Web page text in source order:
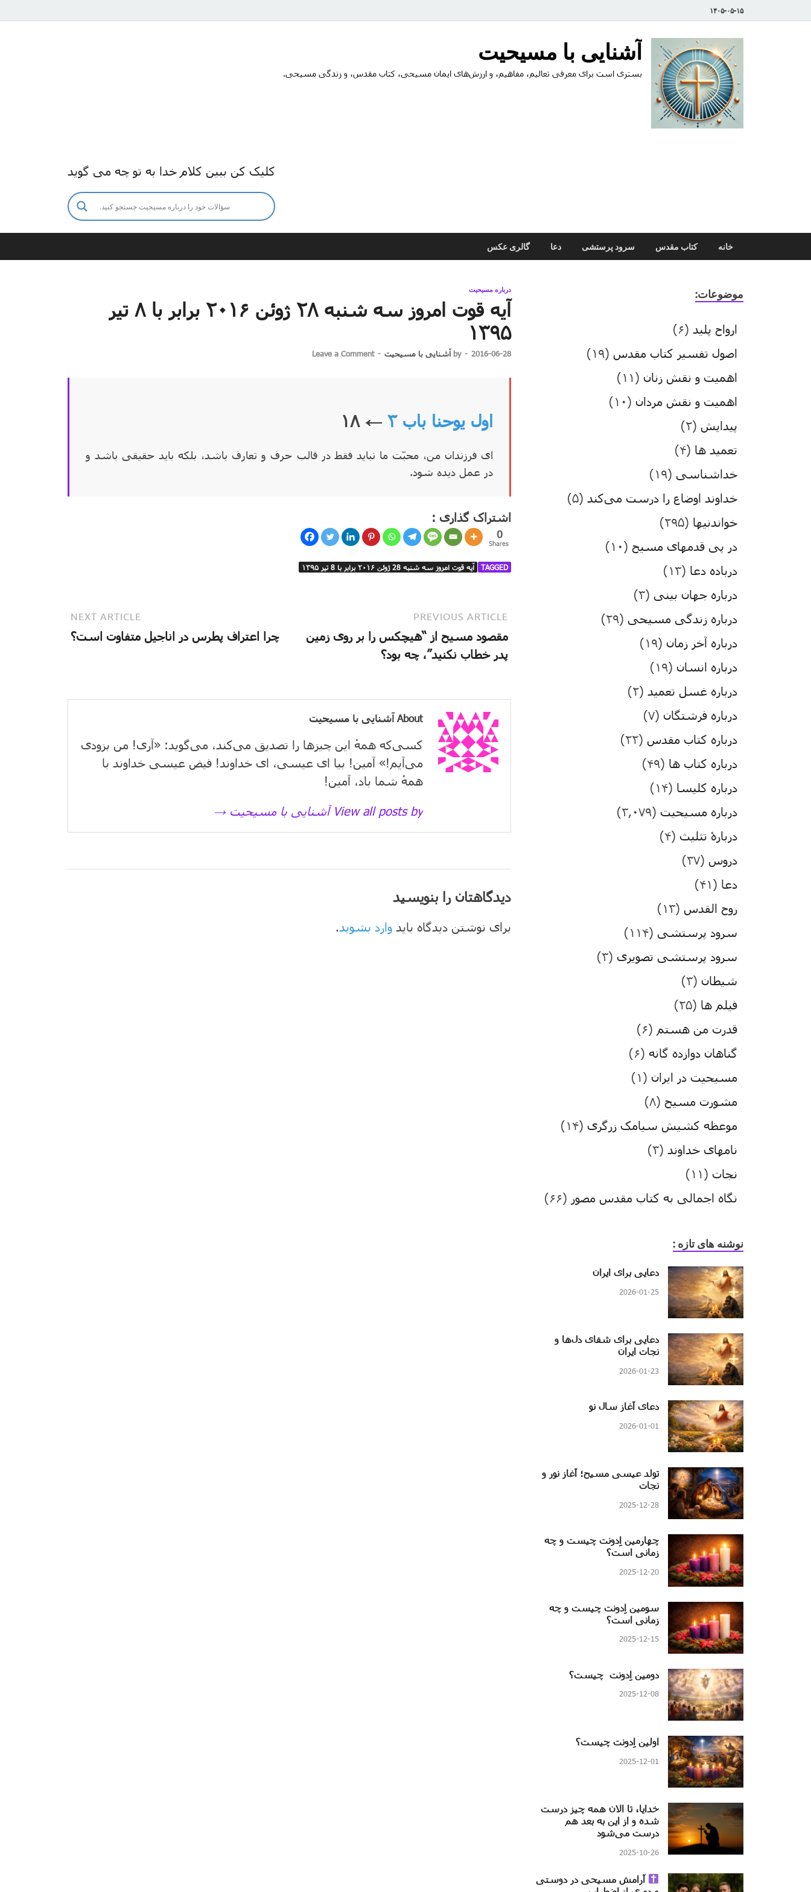
۱۴۰۵-۰۵-۱۵
آشنایی با مسیحیت
بستری است برای معرفی تعالیم، مفاهیم، و ارزش‌های ایمان مسیحی، کتاب مقدس، و زندگی مسیحی.
کلیک کن ببین کلام خدا به تو چه می گوید
خانه کتاب مقدس سرود پرستشی دعا گالری عکس
درباره مسیحیت
آیه قوت امروز سه شنبه ۲۸ ژوئن ۲۰۱۶ برابر با ۸ تیر
۱۳۹۵
2016-06-28
-
by آشنایی با مسیحیت -
Leave a Comment
اول یوحنا باب ۳ ← ۱۸
ای فرزندان من، محبّت ما نباید فقط در قالب حرف و تعارف باشد، بلکه باید حقیقی باشد و
در عمل دیده شود.
اشتراک گذاری :
0
Shares
TAGGED آیه قوت امروز سه شنبه 28 ژوئن ۲۰۱۶ برابر با 8 تیر ۱۳۹۵
PREVIOUS ARTICLE
مقصود مسیح از “هیچکس را بر روی زمین
پدر خطاب نکنید”، چه بود؟
NEXT ARTICLE
چرا اعتراف پطرس در اناجیل متفاوت است؟
About آشنایی با مسیحیت
کسی‌که همهٔ این چیزها را تصدیق می‌كند، می‌گوید: «آری! من بزودی
می‌آیم!» آمین! بیا ای عیسی، ای خداوند! فیض عیسی خداوند با
همهٔ شما باد، آمین!
View all posts by آشنایی با مسیحیت →
دیدگاهتان را بنویسید
برای نوشتن دیدگاه باید وارد بشوید.
موضوعات:
ارواح پلید (۶)
اصول تفسیر کتاب مقدس (۱۹)
اهمیت و نقش زنان (۱۱)
اهمیت و نقش مردان (۱۰)
پیدایش (۲)
تعمید ها (۴)
خداشناسی (۱۹)
خداوند اوضاع را درست می‌کند (۵)
خواندنیها (۲۹۵)
در پی قدمهای مسیح (۱۰)
درباده دعا (۱۳)
درباره جهان بینی (۳)
درباره زندگی مسیحی (۲۹)
درباره آخر زمان (۱۹)
درباره انسان (۱۹)
درباره غسل تعمید (۲)
درباره فرشتگان (۷)
درباره کتاب مقدس (۲۲)
درباره کتاب ها (۴۹)
درباره کلیسا (۱۴)
درباره مسیحیت (۳,۰۷۹)
دربارۀ تثلیث (۴)
دروس (۳۷)
دعا (۴۱)
روح القدس (۱۳)
سرود پرستشی (۱۱۴)
سرود پرستشی تصویری (۳)
شیطان (۳)
فیلم ها (۲۵)
قدرت من هستم (۶)
گناهان دوازده گانه (۶)
مسیحیت در ایران (۱)
مشورت مسیح (۸)
موعظه کشیش سیامک زرگری (۱۴)
نامهای خداوند (۳)
نجات (۱۱)
نگاه اجمالی به کتاب مقدس مصور (۶۶)
نوشنه های تازه :
دعایی برای ایران
2026-01-25
دعایی برای شفای دل‌ها و
نجات ایران
2026-01-23
دعای آغاز سال نو
2026-01-01
تولد عیسی مسیح؛ آغاز نور و
نجات
2025-12-28
چهارمین اِدونت چیست و چه
زمانی است؟
2025-12-20
سومین اِدونت چیست و چه
زمانی است؟
2025-12-15
دومین اِدونت چیست؟
2025-12-08
اولین اِدونت چیست؟
2025-12-01
خدایا، تا الان همه چیز درست
شده و از این به بعد هم
درست می‌شود
2025-10-26
آرامش مسیحی در دوستی